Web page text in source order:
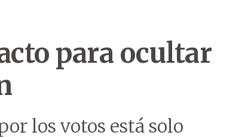
para ocultar
los votos está solo